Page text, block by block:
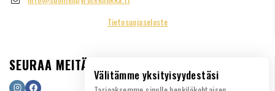
Tietosuojaseloste
SEURAA MEITÄ
Välitämme yksityisyydestäsi